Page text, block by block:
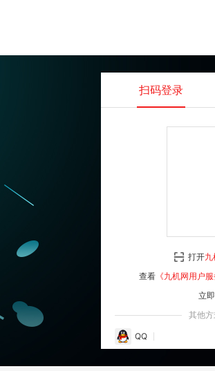
扫码登录
立
其他
QQ
打开九
查看 《九机网用户服